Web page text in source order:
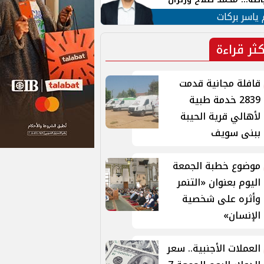
في الشارع التركي
ياسر بركات
قراءة
قافلة مجانية قدمت
2839 خدمة طبية
لأهالي قرية الحيبة
ببنى سويف
موضوع خطبة الجمعة
اليوم بعنوان «التنمر
وأثره على شخصية
الإنسان»
العملات الأجنبية.. سعر